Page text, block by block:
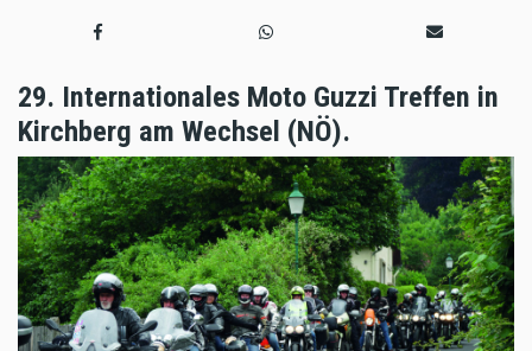
29. Internationales Moto Guzzi Treffen in
Kirchberg am Wechsel (NÖ).